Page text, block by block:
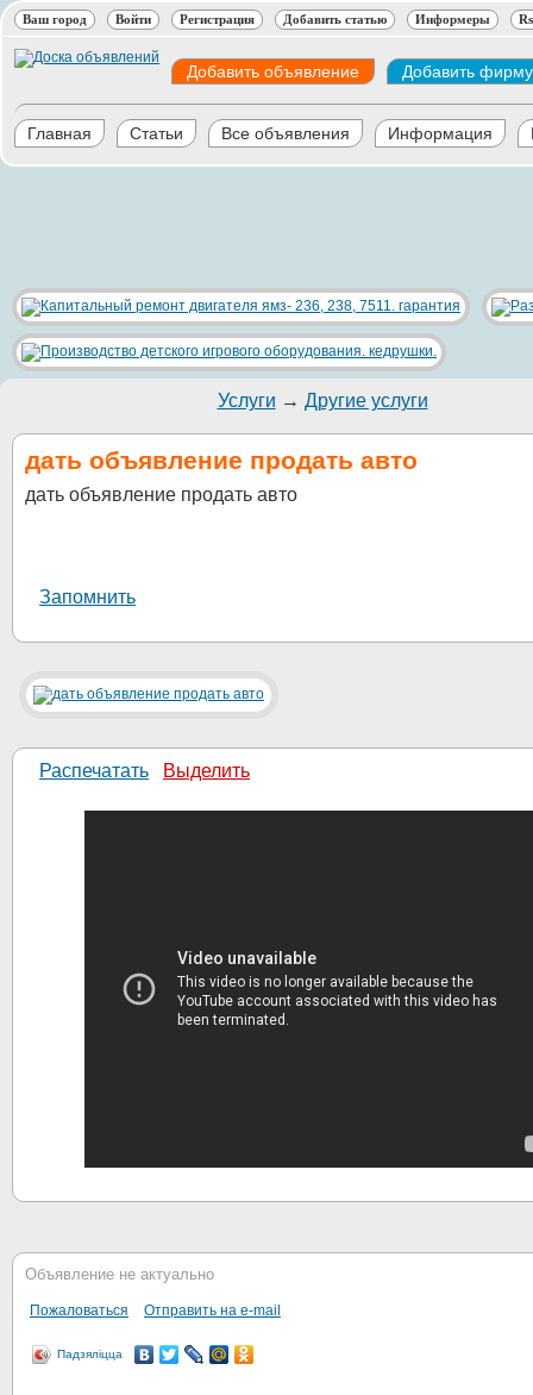
Ваш город Войти Регистрация Добавить статью Информеры
Добавить объявление Добавить фирму
Главная Статьи Все объявления Информация
Услуги → Другие услуги
дать объявление продать авто
дать объявление продать авто
Запомнить
Распечатать Выделить
Объявление не актуально
Пожаловаться Отправить на e-mail
Падзяліцца